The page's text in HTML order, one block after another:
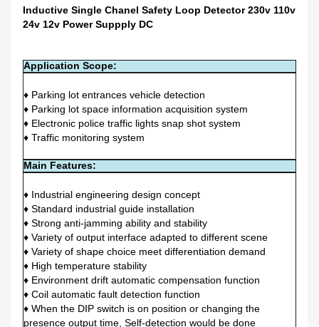
Inductive Single Chanel Safety Loop Detector 230v 110v
24v 12v Power Suppply DC
Application Scope:
♦ Parking lot entrances vehicle detection
♦ Parking lot space information acquisition system
♦ Electronic police traffic lights snap shot system
♦ Traffic monitoring system
Main Features:
♦ Industrial engineering design concept
♦ Standard industrial guide installation
♦ Strong anti-jamming ability and stability
♦ Variety of output interface adapted to different scene
♦ Variety of shape choice meet differentiation demand
♦ High temperature stability
♦ Environment drift automatic compensation function
♦ Coil automatic fault detection function
♦ When the DIP switch is on position or changing the
presence output time, Self-detection would be done